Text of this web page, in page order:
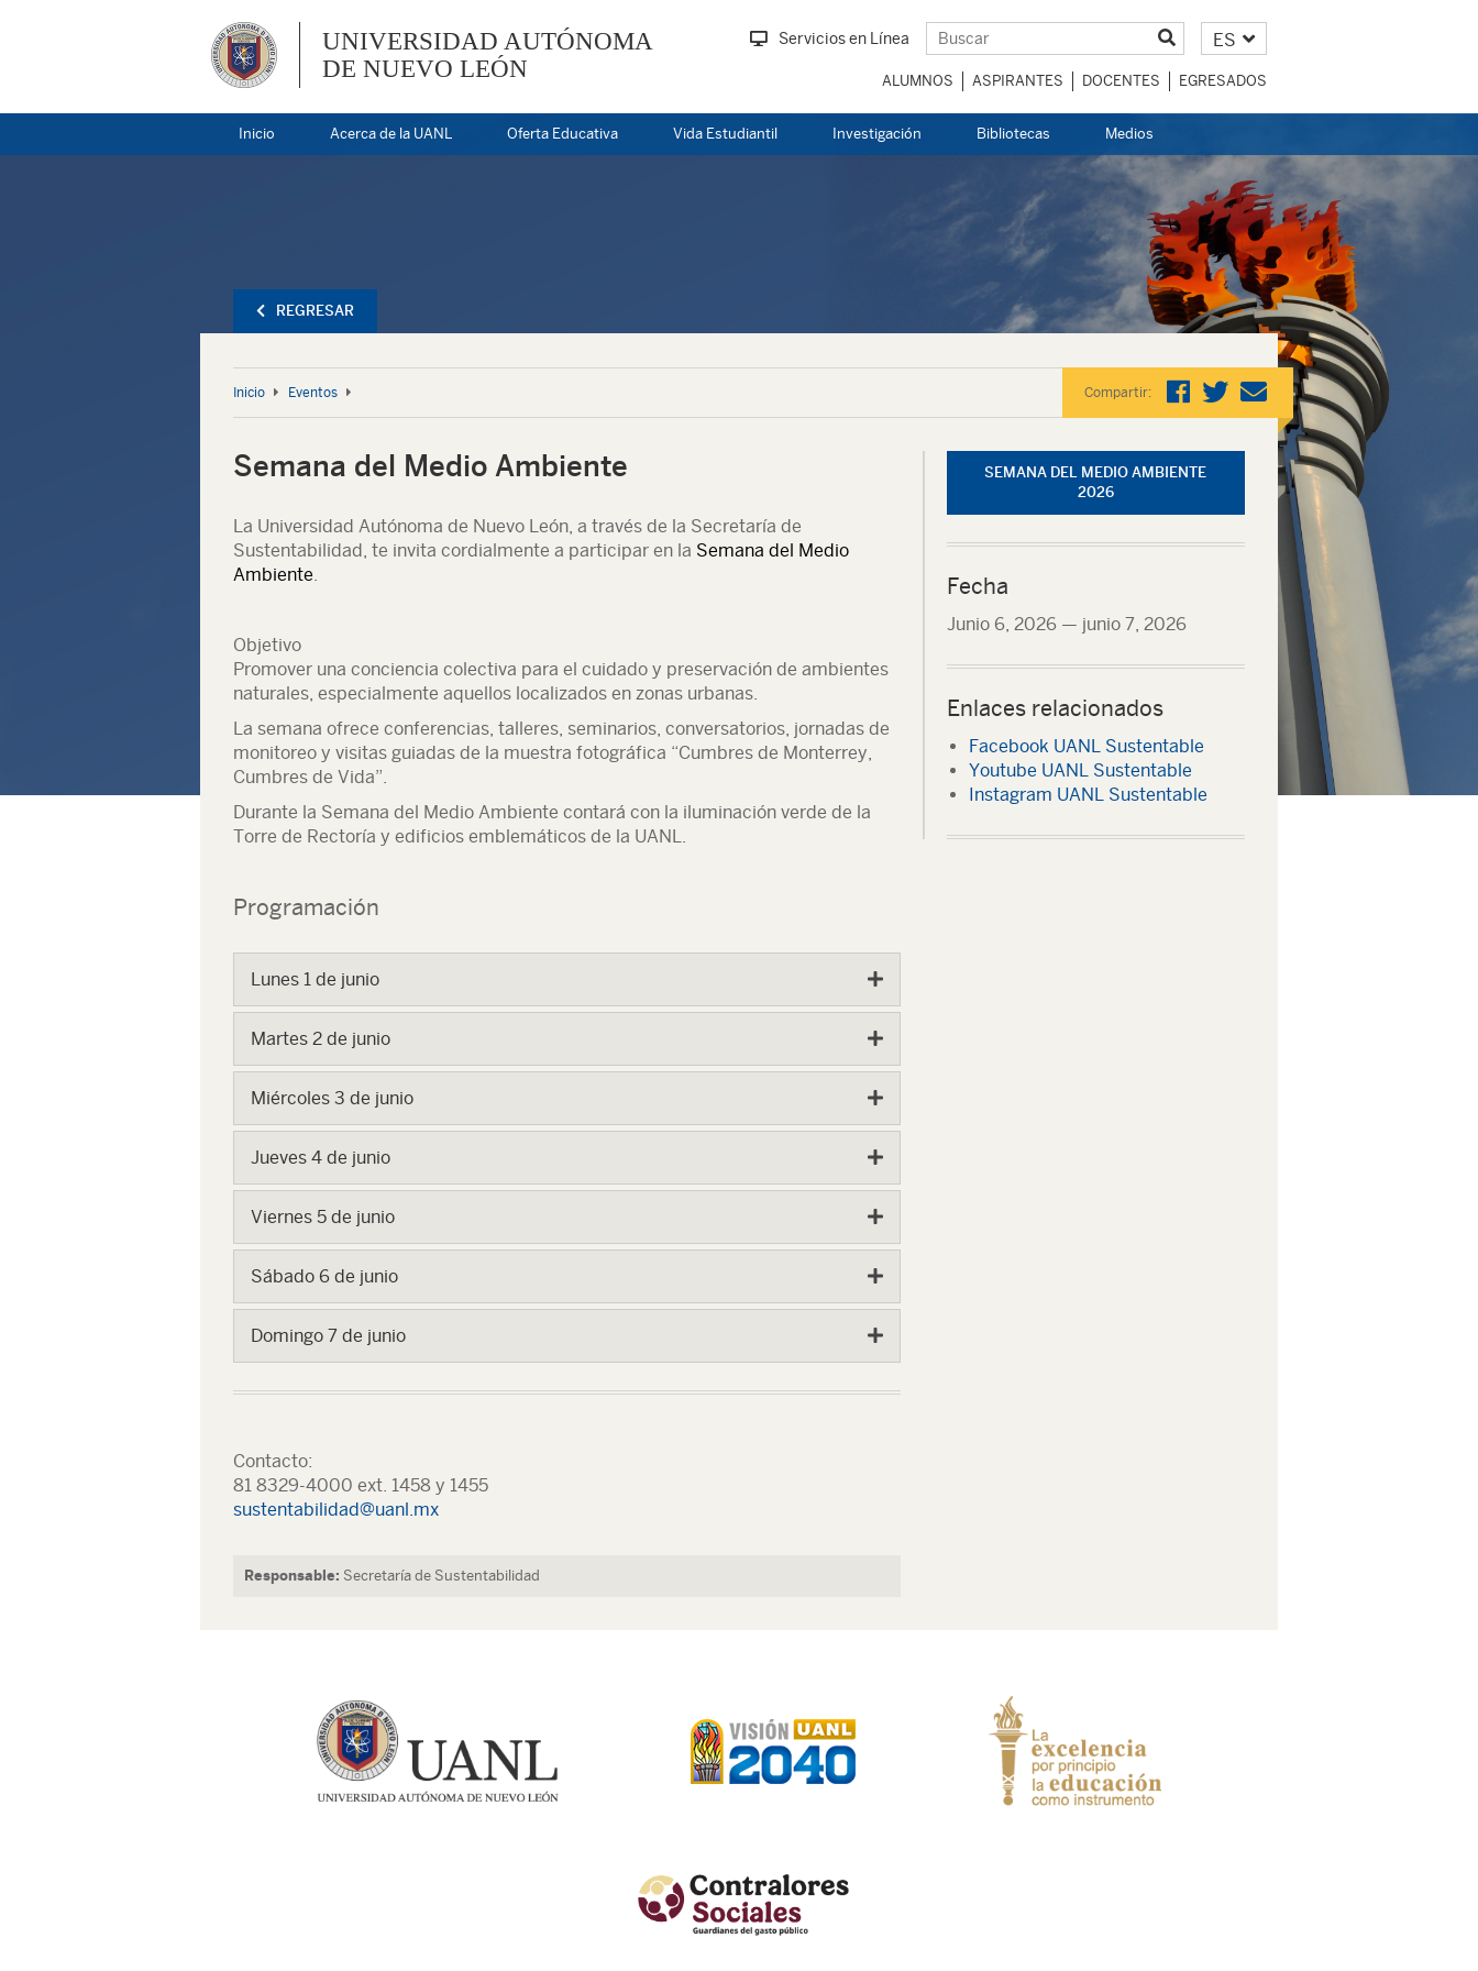
UNIVERSIDAD AUTÓNOMA
DE NUEVO LEÓN
Servicios en Línea ES
ALUMNOS ASPIRANTES DOCENTES EGRESADOS
Inicio Acerca de la UANL Oferta Educativa Vida Estudiantil Investigación Bibliotecas Medios
REGRESAR
Inicio Eventos Compartir:
Semana del Medio Ambiente
La Universidad Autónoma de Nuevo León, a través de la Secretaría de
Sustentabilidad, te invita cordialmente a participar en la Semana del Medio
Ambiente.
Objetivo
Promover una conciencia colectiva para el cuidado y preservación de ambientes
naturales, especialmente aquellos localizados en zonas urbanas.
La semana ofrece conferencias, talleres, seminarios, conversatorios, jornadas de
monitoreo y visitas guiadas de la muestra fotográfica “Cumbres de Monterrey,
Cumbres de Vida”.
Durante la Semana del Medio Ambiente contará con la iluminación verde de la
Torre de Rectoría y edificios emblemáticos de la UANL.
Programación
Lunes 1 de junio
Martes 2 de junio
Miércoles 3 de junio
Jueves 4 de junio
Viernes 5 de junio
Sábado 6 de junio
Domingo 7 de junio
Contacto:
81 8329-4000 ext. 1458 y 1455
sustentabilidad@uanl.mx
Responsable: Secretaría de Sustentabilidad
SEMANA DEL MEDIO AMBIENTE
2026
Fecha
Junio 6, 2026— junio 7, 2026
Enlaces relacionados
Facebook UANL Sustentable
Youtube UANL Sustentable
Instagram UANL Sustentable